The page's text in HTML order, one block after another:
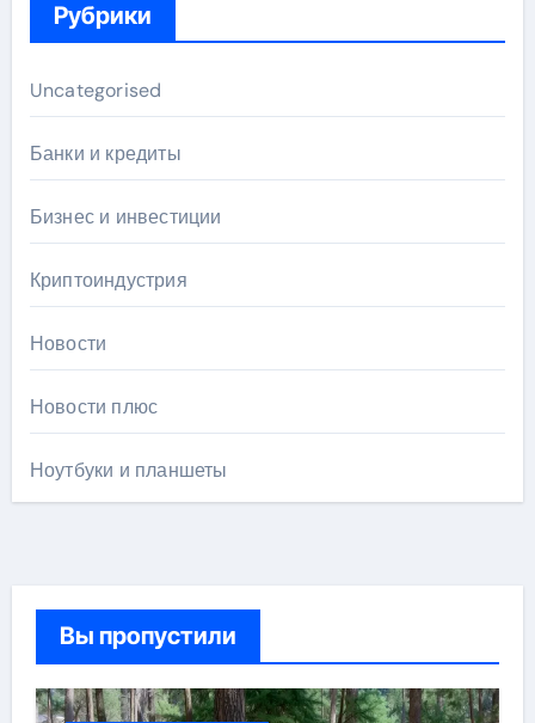
Рубрики
Uncategorised
Банки и кредиты
Бизнес и инвестиции
Криптоиндустрия
Новости
Новости плюс
Ноутбуки и планшеты
Вы пропустили